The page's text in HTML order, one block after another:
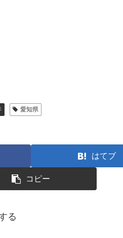
愛知県
はてブ
コピー
る